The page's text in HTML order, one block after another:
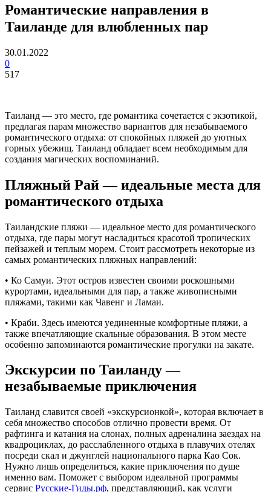
Романтические направления в
Таиланде для влюбленных пар
30.01.2022
0
517
Таиланд — это место, где романтика сочетается с экзотикой,
предлагая парам множество вариантов для незабываемого
романтического отдыха: от спокойных пляжей до уютных
горных убежищ. Таиланд обладает всем необходимым для
создания магических воспоминаний.
Пляжный Рай — идеальные места для
романтического отдыха
Таиландские пляжи — идеальное место для романтического
отдыха, где пары могут насладиться красотой тропических
пейзажей и теплым морем. Стоит рассмотреть некоторые из
самых романтических пляжных направлений:
• Ко Самуи. Этот остров известен своими роскошными
курортами, идеальными для пар, а также живописными
пляжами, такими как Чавенг и Ламаи.
• Краби. Здесь имеются уединенные комфортные пляжи, а
также впечатляющие скальные образования. В этом месте
особенно запоминаются романтические прогулки на закате.
Экскурсии по Таиланду —
незабываемые приключения
Таиланд славится своей «экскурсионкой», которая включает в
себя множество способов отлично провести время. От
рафтинга и катания на слонах, полных адреналина заездах на
квадроциклах, до расслабленного отдыха в плавучих отелях
посреди скал и джунглей национального парка Као Сок.
Нужно лишь определиться, какие приключения по душе
именно вам. Поможет с выбором идеальной программы
сервис Русские-Гиды.рф, представляющий, как услуги